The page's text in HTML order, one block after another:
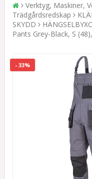
Verktyg, Maskiner,
Trädgårdsredskap
SKYDD
Pants Grey-Black, S
- 33%